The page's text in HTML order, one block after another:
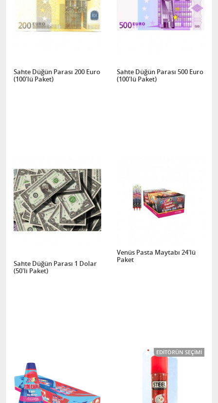
Sahte Düğün Parası 200 Euro
(100'lü Paket)
Sahte Düğün Parası 500 Euro
(100'lü Paket)
Sahte Düğün Parası 1 Dolar
(50'li Paket)
Venüs Pasta Maytabı 24'lü
Paket
EDITÖRÜN SEÇIMI